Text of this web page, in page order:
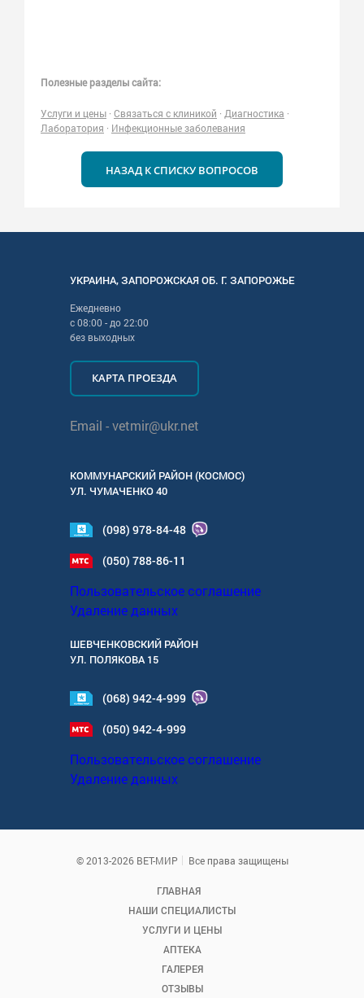
Полезные разделы сайта:
Услуги и цены · Связаться с клиникой · Диагностика ·
Лаборатория · Инфекционные заболевания
НАЗАД К СПИСКУ ВОПРОСОВ
УКРАИНА,ЗАПОРОЖСКАЯОБ. Г. ЗАПОРОЖЬЕ
Ежедневно
с08:00 - до22:00
без выходных
КАРТА ПРОЕЗДА
Email -vetmir@ukr.net
КОММУНАРСКИЙ РАЙОН (КОСМОС)
УЛ. ЧУМАЧЕНКО 40
(098) 978-84-48
(050) 788-86-11
Пользовательское соглашение
Удаление данных
ШЕВЧЕНКОВСКИЙ РАЙОН
УЛ. ПОЛЯКОВА 15
(068) 942-4-999
(050) 942-4-999
Пользовательское соглашение
Удаление данных
© 2013-2026 ВЕТ-МИР Все права защищены
ГЛАВНАЯ
НАШИ СПЕЦИАЛИСТЫ
УСЛУГИ И ЦЕНЫ
АПТЕКА
ГАЛЕРЕЯ
ОТЗЫВЫ